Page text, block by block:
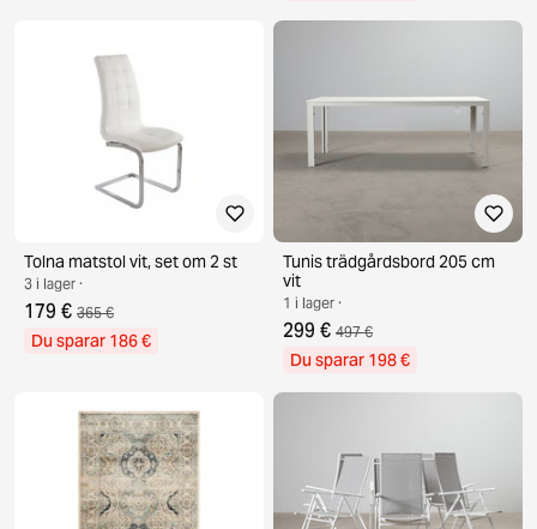
Tolna matstol vit, set om 2 st
3 i lager ·
179 € 365 €
Du sparar 186 €
Tunis trädgårdsbord 205 cm
vit
1 i lager ·
299 € 497 €
Du sparar 198 €